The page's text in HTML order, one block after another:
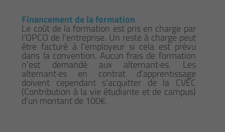
Financement de la formation
Le coût de la formation est pris en charge par
l'OPCO de l'entreprise. Un reste à charge peut
être facturé à l’employeur si cela est prévu
dans la convention. Aucun frais de formation
n’est demandé aux alternant·es. Les
alternant·es en contrat d’apprentissage
doivent cependant s’acquitter de la CVEC
(Contribution à la vie étudiante et de campus)
d’un montant de 100€.